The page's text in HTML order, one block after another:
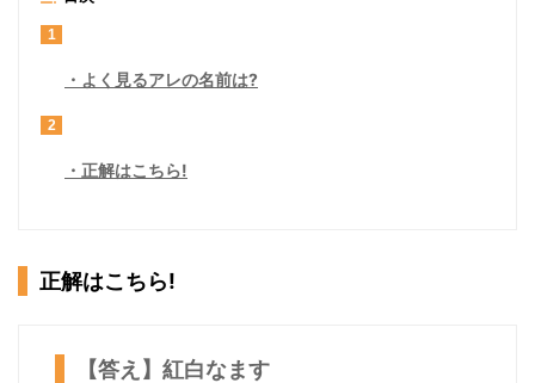
1
よく見るアレの名前は?
2
正解はこちら!
正解はこちら!
【答え】紅白なます